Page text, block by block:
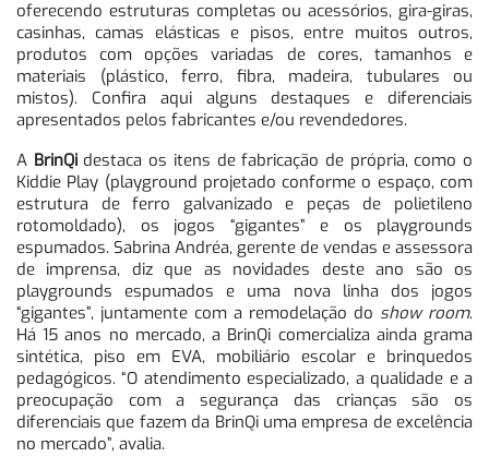
oferecendo estruturas completas ou acessórios, gira-giras,
casinhas, camas elásticas e pisos, entre muitos outros,
produtos com opções variadas de cores, tamanhos e
materiais (plástico, ferro, fibra, madeira, tubulares ou
mistos). Confira aqui alguns destaques e diferenciais
apresentados pelos fabricantes e/ou revendedores.
A BrinQidestaca os itens de fabricação de própria, como o
Kiddie Play (playground projetado conforme o espaço, com
estrutura de ferro galvanizado e peças de polietileno
rotomoldado), os jogos “gigantes” e os playgrounds
espumados. Sabrina Andréa, gerente de vendas e assessora
de imprensa, diz que as novidades deste ano são os
playgrounds espumados e uma nova linha dos jogos
“gigantes”, juntamente com a remodelação do show room.
Há 15 anos no mercado, a BrinQi comercializa ainda grama
sintética, piso em EVA, mobiliário escolar e brinquedos
pedagógicos. “O atendimento especializado, a qualidade e a
preocupação com a segurança das crianças são os
diferenciais que fazem da BrinQi uma empresa de excelência
no mercado”, avalia.